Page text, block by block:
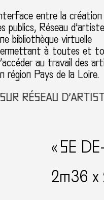
entre la
publics, Réseau
bibliothèque virtuelle
à toutes et
au travail des
région Pays de la Loire.
RÉSEAU
« SE
2m36 x